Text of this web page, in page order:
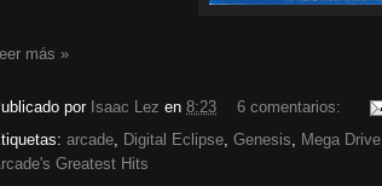
más »
por Isaac Lez en 8:23
6 comentarios:
arcade Digital Eclipse Genesis Mega Drive
Greatest Hits